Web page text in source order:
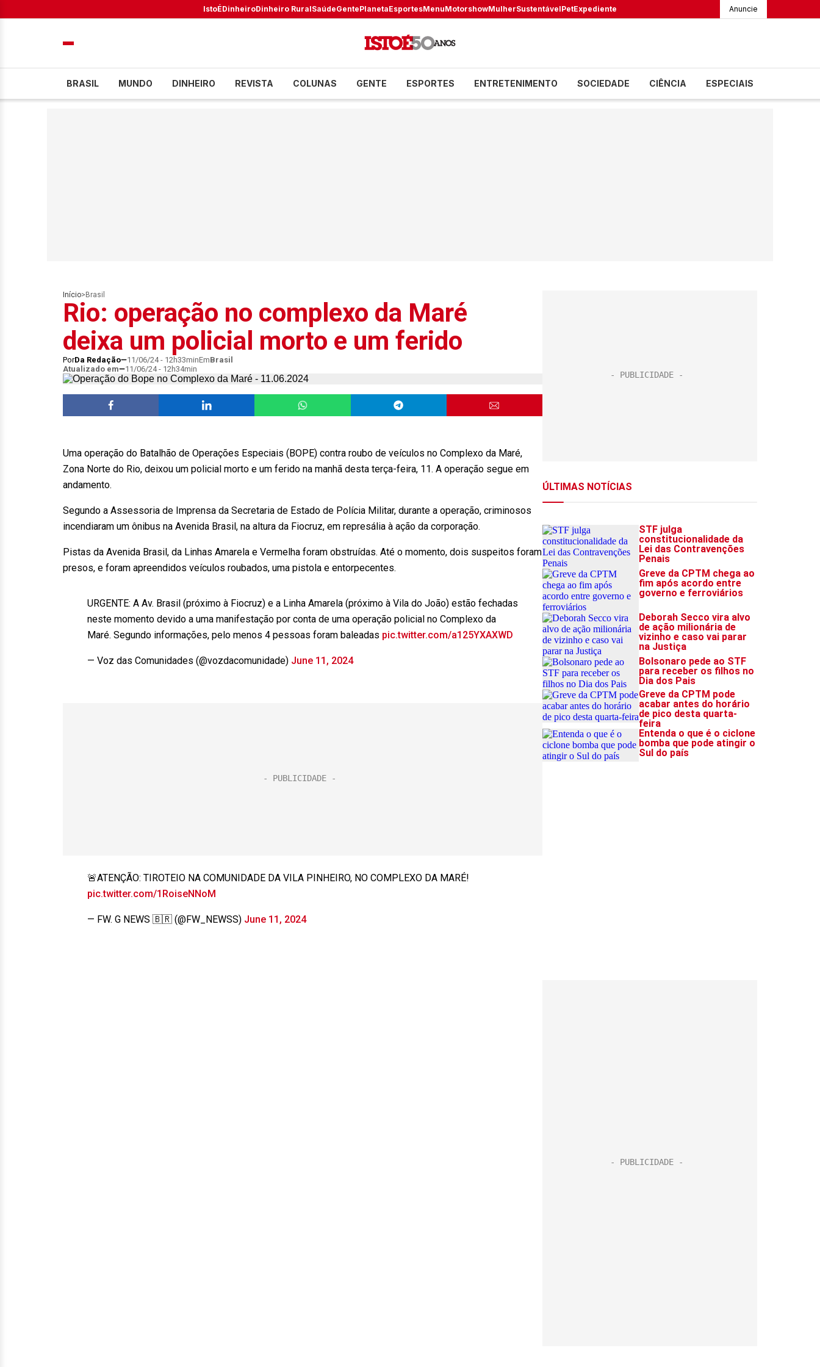
IstoÉDinheiroDinheiro RuralSaúdeGentePlanetaEsportesMenuMotorshowMulherSustentávelPetExpediente Anuncie
BRASIL MUNDO DINHEIRO REVISTA COLUNAS GENTE ESPORTES ENTRETENIMENTO SOCIEDADE CIÊNCIA ESPECIAIS
Início> Brasil
Rio: operação no complexo da Maré
deixa um policial morto e um ferido
PorDa Redação 11/06/24 - 12h33minEmBrasil
Atualizado em
11/06/24 - 12h34min
Uma operação do Batalhão de Operações Especiais (BOPE) contra roubo de veículos no Complexo da Maré,
Zona Norte do Rio, deixou um policial morto e um ferido na manhã desta terça-feira, 11. A operação segue em
andamento.
Segundo a Assessoria de Imprensa da Secretaria de Estado de Polícia Militar, durante a operação, criminosos
incendiaram um ônibus na Avenida Brasil, na altura da Fiocruz, em represália à ação da corporação.
Pistas da Avenida Brasil, da Linhas Amarela e Vermelha foram obstruídas. Até o momento, dois suspeitos foram
presos, e foram apreendidos veículos roubados, uma pistola e entorpecentes.
URGENTE: A Av. Brasil (próximo à Fiocruz) e a Linha Amarela (próximo à Vila do João) estão fechadas
neste momento devido a uma manifestação por conta de uma operação policial no Complexo da
Maré. Segundo informações, pelo menos 4 pessoas foram baleadas pic.twitter.com/a125YXAXWD
— Voz das Comunidades (@vozdacomunidade) June 11, 2024
🚨ATENÇÃO: TIROTEIO NA COMUNIDADE DA VILA PINHEIRO, NO COMPLEXO DA MARÉ!
pic.twitter.com/1RoiseNNoM
— FW. G NEWS 🇧🇷 (@FW_NEWSS) June 11, 2024